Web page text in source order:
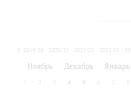
2019/20 2020/21 2021/22 2022/23
Ноябрь Декабрь Январь
2 3 4 5 6 7 8